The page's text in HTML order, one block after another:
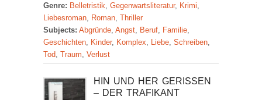
Genre: Belletristik Gegenwartsliteratur, Krimi
Liebesroman
Roman Thriller
Subjects: Abgründe Angst Beruf Familie
Geschichten
Kinder, Komplex Liebe Schreiben
Tod Traum Verlust
HIN UND HER GERISSEN
– DER TRAFIKANT